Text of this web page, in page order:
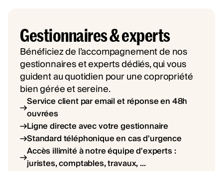
Gestionnaires & experts
Bénéficiez de l’accompagnement de nos
gestionnaires et experts dédiés, qui vous
guident au quotidien pour une copropriété
bien gérée et sereine.
Service client par email et réponse en 48h
ouvrées
Ligne directe avec votre gestionnaire
Standard téléphonique en cas d'urgence
Accès illimité à notre équipe d'experts :
juristes, comptables, travaux, ...